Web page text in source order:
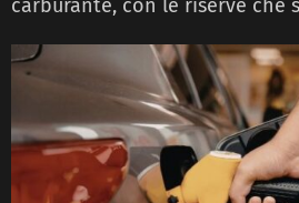
carburante, con le riserve che